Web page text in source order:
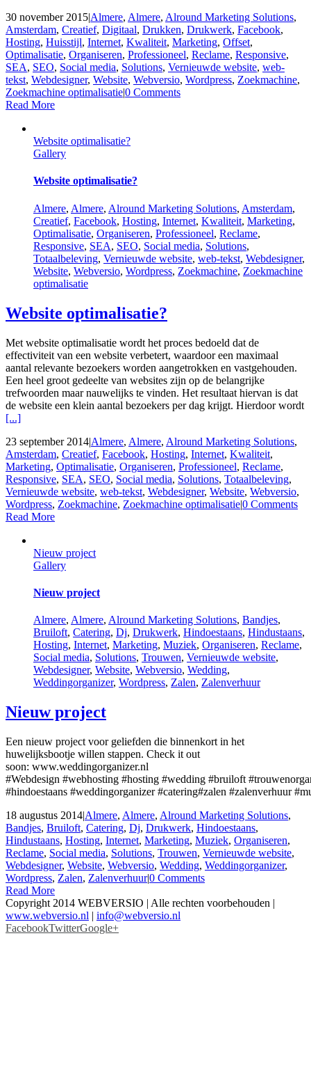
30 november 2015|‎Almere, Almere, Alround Marketing Solutions,
Amsterdam, Creatief, Digitaal, Drukken, Drukwerk, Facebook,
Hosting, Huisstijl, Internet, Kwaliteit, Marketing, Offset,
Optimalisatie, Organiseren, Professioneel, Reclame, Responsive,
SEA, SEO, Social media, Solutions, Vernieuwde website, web-
tekst, Webdesigner, Website, Webversio, Wordpress, Zoekmachine,
Zoekmachine optimalisatie|0 Comments
Read More
Website optimalisatie?
Gallery
Website optimalisatie?
‎Almere, Almere, Alround Marketing Solutions, Amsterdam,
Creatief, Facebook, Hosting, Internet, Kwaliteit, Marketing,
Optimalisatie, Organiseren, Professioneel, Reclame,
Responsive, SEA, SEO, Social media, Solutions,
Totaalbeleving, Vernieuwde website, web-tekst, Webdesigner,
Website, Webversio, Wordpress, Zoekmachine, Zoekmachine
optimalisatie
Website optimalisatie?
Met website optimalisatie wordt het proces bedoeld dat de
effectiviteit van een website verbetert, waardoor een maximaal
aantal relevante bezoekers worden aangetrokken en vastgehouden.
Een heel groot gedeelte van websites zijn op de belangrijke
trefwoorden maar nauwelijks te vinden. Het resultaat hiervan is dat
de website een klein aantal bezoekers per dag krijgt. Hierdoor wordt
[...]
23 september 2014|‎Almere, Almere, Alround Marketing Solutions,
Amsterdam, Creatief, Facebook, Hosting, Internet, Kwaliteit,
Marketing, Optimalisatie, Organiseren, Professioneel, Reclame,
Responsive, SEA, SEO, Social media, Solutions, Totaalbeleving,
Vernieuwde website, web-tekst, Webdesigner, Website, Webversio,
Wordpress, Zoekmachine, Zoekmachine optimalisatie|0 Comments
Read More
Nieuw project
Gallery
Nieuw project
‎Almere, Almere, Alround Marketing Solutions, Bandjes,
Bruiloft, Catering, Dj, Drukwerk, Hindoestaans, Hindustaans,
Hosting, Internet, Marketing, Muziek, Organiseren, Reclame,
Social media, Solutions, Trouwen, Vernieuwde website,
Webdesigner, Website, Webversio, Wedding,
Weddingorganizer, Wordpress, Zalen, Zalenverhuur
Nieuw project
Een nieuw project voor geliefden die binnenkort in het
huwelijksbootje willen stappen. Check it out
soon: www.weddingorganizer.nl
‪#‎Webdesign‬ ‪#‎webhosting‬ ‪#‎hosting‬ ‪#‎wedding‬ ‪#‎bruiloft‬
#‎hindoestaans‬ ‪#‎weddingorganizer‬ ‪#‎catering‬‪#‎zalen‬ ‪#‎zalenverhuur‬
18 augustus 2014|‎Almere, Almere, Alround Marketing Solutions,
Bandjes, Bruiloft, Catering, Dj, Drukwerk, Hindoestaans,
Hindustaans, Hosting, Internet, Marketing, Muziek, Organiseren,
Reclame, Social media, Solutions, Trouwen, Vernieuwde website,
Webdesigner, Website, Webversio, Wedding, Weddingorganizer,
Wordpress, Zalen, Zalenverhuur|0 Comments
Read More
Copyright 2014 WEBVERSIO | Alle rechten voorbehouden |
www.webversio.nl | info@webversio.nl
FacebookTwitterGoogle+